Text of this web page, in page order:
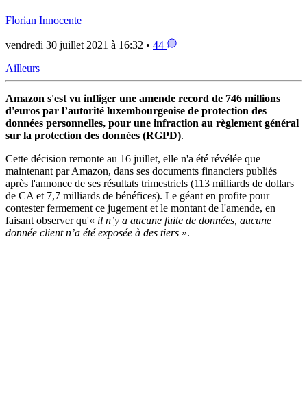
Florian Innocente
vendredi 30 juillet 2021 à 16:32 • 44
Ailleurs
Amazon s'est vu infliger une amende record de 746 millions
d'euros par l’autorité luxembourgeoise de protection des
données personnelles, pour une infraction au règlement général
sur la protection des données (RGPD).
Cette décision remonte au 16 juillet, elle n'a été révélée que
maintenant par Amazon, dans ses documents financiers publiés
après l'annonce de ses résultats trimestriels (113 milliards de dollars
de CA et 7,7 milliards de bénéfices). Le géant en profite pour
contester fermement ce jugement et le montant de l'amende, en
faisant observer qu'« il n’y a aucune fuite de données, aucune
donnée client n’a été exposée à des tiers ».